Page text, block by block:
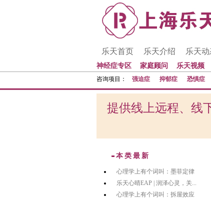
乐天首页 乐天介绍 乐天
神经症专区 家庭顾问 乐天视频
咨询项目： 强迫症 抑郁症 恐惧症
提供线上远程、线
本类最新
心理学上有个词叫：墨菲定律
乐天心晴EAP | 润泽心灵，关...
心理学上有个词叫：拆屋效应